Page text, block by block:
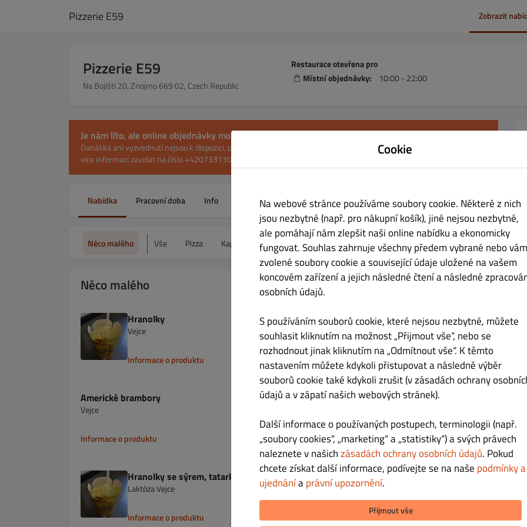
Pizzerie E59 Zobrazit
Pizzerie E59
Na Bojišti 20, Znojmo 669 02, Czech Republic
Restaurace otevřena pro
Místní objednávky:
10:00 - 22:00
Je nám líto, ale online objednávky momentálně nepřijímáme
Donáška ani vyzvednutí nejsou k dispozici, přesto však můžete nahlédnout do našeho jídelního lístku nebo nám pro
více informací zavolat na číslo +420733130688
Nabídka Pracovní doba Info Alergeny
Něco malého Vše Pizza Kapsy Týdenní MENU - Pizza Týdení MENU - Jídlo Jídla Saláty
Něco malého
Hranolky
Vejce
Kč 40.00
Informace o produktu
Americké brambory
Vejce
Informace o produktu
Hranolky se sýrem, tatarkou
Laktóza Vejce
Kč 59.00
Informace o produktu
Cookie
Na webové stránce používáme soubory cookie. Některé z nich
jsou nezbytné (např. pro nákupní košík), jiné nejsou nezbytné,
ale pomáhají nám zlepšit naši online nabídku a ekonomicky
fungovat. Souhlas zahrnuje všechny předem vybrané nebo
zvolené soubory cookie a související údaje uložené na vašem
koncovém zařízení a jejich následné čtení a následné
osobních údajů.
S používáním souborů cookie, které nejsou nezbytné, můžete
souhlasit kliknutím na možnost „Přijmout vše“, nebo se
rozhodnout jinak kliknutím na „Odmítnout vše“. K těmto
nastavením můžete kdykoli přistupovat a následně výběr
souborů cookie také kdykoli zrušit (v zásadách ochrany
údajů a v zápatí našich webových stránek).
Další informace o používaných postupech, terminologii (např.
„soubory cookies“, „marketing“ a „statistiky“) a svých právech
naleznete v našichzásadách ochrany osobních údajů. Pokud
chcete získat další informace, podívejte se na naše podmínky a
ujednáníaprávní upozornění.
Přijmout vše